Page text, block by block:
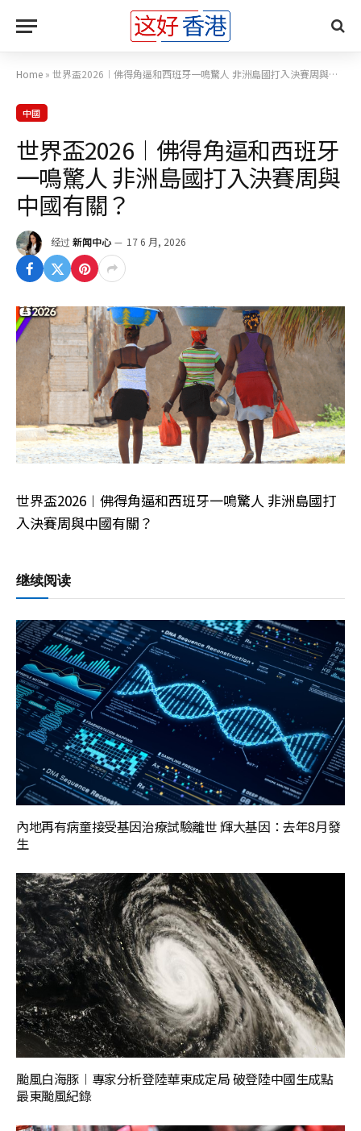
Home » 世界盃2026︱佛得角逼和西班牙一鳴驚人 非洲島國打入決賽周與中國有關？
中國
世界盃2026︱佛得角逼和西班牙
一鳴驚人 非洲島國打入決賽周與
中國有關？
经过 新闻中心 17 6 月, 2026
世界盃2026︱佛得角逼和西班牙一鳴驚人 非洲島國打
入決賽周與中國有關？
继续阅读
內地再有病童接受基因治療試驗離世 輝大基因：去年8月發
生
颱風白海豚︱專家分析登陸華東成定局 破登陸中國生成點
最東颱風紀錄